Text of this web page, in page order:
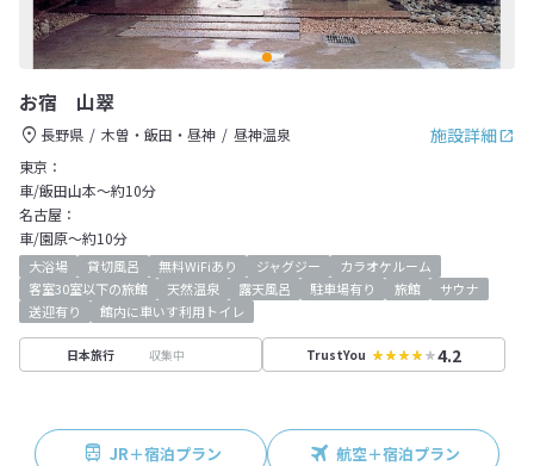
お宿 山翠
施設詳細
長野県 木曽・飯田・昼神
昼神温泉
東京：
車/飯田山本～約10分
名古屋：
車/園原～約10分
大浴場 貸切風呂 無料WiFiあり ジャグジー
カラオケルーム
客室30室以下の旅館
天然温泉 露天風呂 駐車場有り 旅館
サウナ
送迎有り
館内に車いす利用トイレ
日本旅行 収集中 TrustYou 4.2
JR＋宿泊プラン 航空＋宿泊プラン